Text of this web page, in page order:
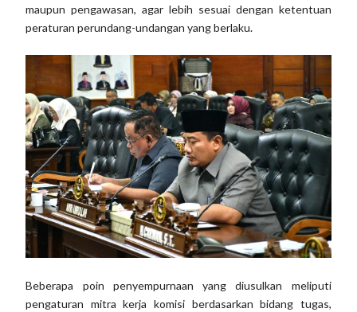
maupun pengawasan, agar lebih sesuai dengan ketentuan
peraturan perundang-undangan yang berlaku.
Beberapa poin penyempurnaan yang diusulkan meliputi
pengaturan mitra kerja komisi berdasarkan bidang tugas,